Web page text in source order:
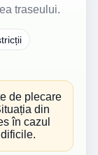
traseului.
de plecare
din
în cazul